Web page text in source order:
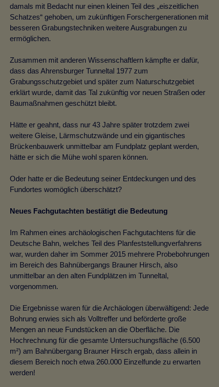
damals mit Bedacht nur einen kleinen Teil des „eiszeitlichen
Schatzes“ gehoben, um zukünftigen Forschergenerationen mit
besseren Grabungstechniken weitere Ausgrabungen zu
ermöglichen.
Zusammen mit anderen Wissenschaftlern kämpfte er dafür,
dass das Ahrensburger Tunneltal 1977 zum
Grabungsschutzgebiet und später zum Naturschutzgebiet
erklärt wurde, damit das Tal zukünftig vor neuen Straßen oder
Baumaßnahmen geschützt bleibt.
Hätte er geahnt, dass nur 43 Jahre später trotzdem zwei
weitere Gleise, Lärmschutzwände und ein gigantisches
Brückenbauwerk unmittelbar am Fundplatz geplant werden,
hätte er sich die Mühe wohl sparen können.
Oder hatte er die Bedeutung seiner Entdeckungen und des
Fundortes womöglich überschätzt?
Neues Fachgutachten bestätigt die Bedeutung
Im Rahmen eines archäologischen Fachgutachtens für die
Deutsche Bahn, welches Teil des Planfeststellungverfahrens
war, wurden daher im Sommer 2015 mehrere Probebohrungen
im Bereich des Bahnübergangs Brauner Hirsch, also
unmittelbar an den alten Fundplätzen im Tunneltal,
vorgenommen.
Die Ergebnisse waren für die Archäologen überwältigend: Jede
Bohrung erwies sich als Volltreffer und beförderte große
Mengen an neue Fundstücken an die Oberfläche. Die
Hochrechnung für die gesamte Untersuchungsfläche (6.500
m²) am Bahnübergang Brauner Hirsch ergab, dass allein in
diesem Bereich noch etwa 260.000 Einzelfunde zu erwarten
werden!